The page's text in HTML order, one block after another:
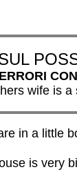
wife is a
in a little
is very